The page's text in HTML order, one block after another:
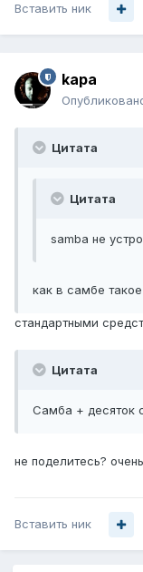
Вставить ник
kapa
Цитата
Цитата
samba не
как в самбе
стандартными
Цитата
Самба + десяток
не поделитесь?
Вставить ник